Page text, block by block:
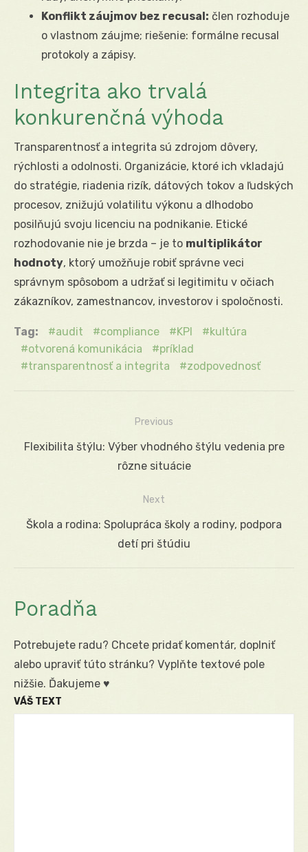
Konflikt záujmov bez recusal: člen rozhoduje
o vlastnom záujme; riešenie: formálne recusal
protokoly a zápisy.
Integrita ako trvalá
konkurenčná výhoda
Transparentnosť a integrita sú zdrojom dôvery,
rýchlosti a odolnosti. Organizácie, ktoré ich vkladajú
do stratégie, riadenia rizík, dátových tokov a ľudských
procesov, znižujú volatilitu výkonu a dlhodobo
posilňujú svoju licenciu na podnikanie. Etické
rozhodovanie nie je brzda – je to multiplikátor
hodnoty, ktorý umožňuje robiť správne veci
správnym spôsobom a udržať si legitimitu v očiach
zákazníkov, zamestnancov, investorov i spoločnosti.
Tag: audit compliance KPI
kultúra
otvorená komunikácia
príklad
transparentnosť a integrita
zodpovednosť
Navigácia
Previous
Previous
Flexibilita štýlu: Výber vhodného štýlu vedenia pre
rôzne situácie
Next
Next
Škola a rodina: Spolupráca školy a rodiny, podpora
detí pri štúdiu
Poradňa
Potrebujete radu? Chcete pridať komentár, doplniť
alebo upraviť túto stránku? Vyplňte textové pole
nižšie. Ďakujeme ♥
VÁŠ TEXT